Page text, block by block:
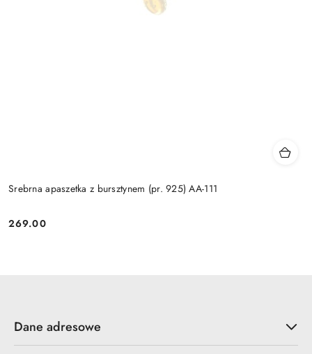
Srebrna apaszetka z bursztynem (pr. 925) AA-111
Cena:
269.00
Dane adresowe